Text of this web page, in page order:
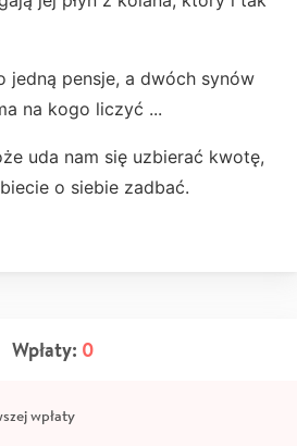
jedną pensje, a dwóch synów
na kogo liczyć ...
uda nam się uzbierać kwotę,
o siebie zadbać.
Wpłaty: 0
wpłaty